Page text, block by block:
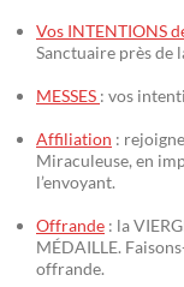
Vos INTENTIONS
Sanctuaire près de
MESSES : vos
Affiliation :
Miraculeuse, en
l’envoyant.
Offrande : la
MÉDAILLE.
offrande.